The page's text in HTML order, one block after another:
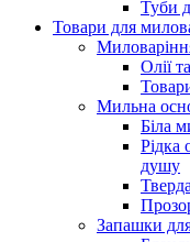
Туби
Товари для
Олії
Мильна
Біла
Рідка
душу
Запашки